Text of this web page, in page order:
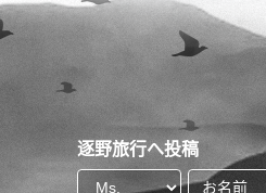
逐野旅行へ投稿